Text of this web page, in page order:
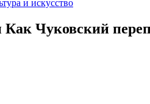
и искусство
Чуковский